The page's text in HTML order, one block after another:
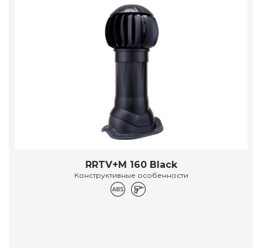
RRTV+M 160 Black
Конструктивные особенности